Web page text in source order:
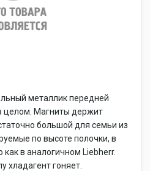
металлик передней
целом. Магниты держит
большой для семьи из
по высоте полочки, в
в аналогичном Liebherr.
хладагент гоняет.